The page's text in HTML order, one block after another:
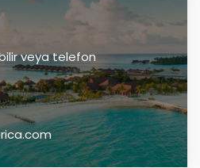
veya telefon